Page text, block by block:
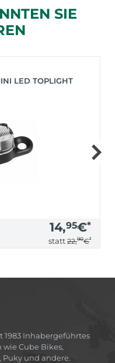
SIE
LED TOPLIGHT
14,95€*
statt 22,90€*
1983 Inhabergeführtes
Cube Bikes,
Puky und andere.